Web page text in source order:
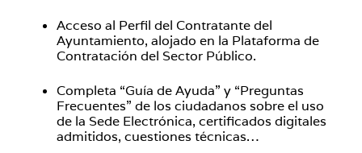
Acceso al Perfil del Contratante del
Ayuntamiento, alojado en la Plataforma de
Contratación del Sector Público.
Completa “Guía de Ayuda” y “Preguntas
Frecuentes” de los ciudadanos sobre el uso
de la Sede Electrónica, certificados digitales
admitidos, cuestiones técnicas…